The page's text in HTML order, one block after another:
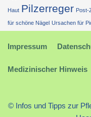
Haut Pilzerreger Post-
für schöne Nägel Ursachen für
Impressum
Medizinischer Hinweis
© Infos und Tipps zur